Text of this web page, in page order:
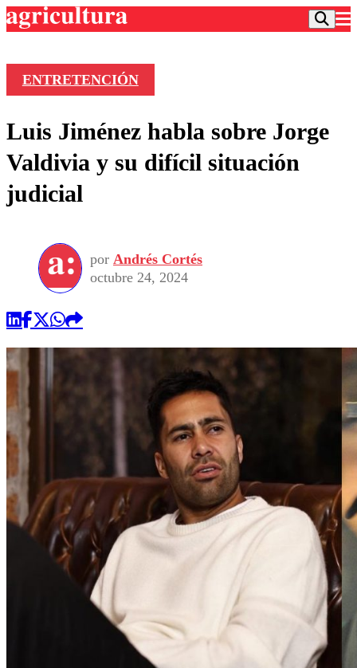
Frecuencias
Agricultura TV
Deportes
Seleccion Chilena
Torneo Internacional
Universidad de Chile
Economía
Internacional
Sustentabilidad
Publicaciones en medios
Opinión
ENTRETENCIÓN
Luis Jiménez habla sobre Jorge
Valdivia y su difícil situación
judicial
por Andrés Cortés
octubre 24, 2024